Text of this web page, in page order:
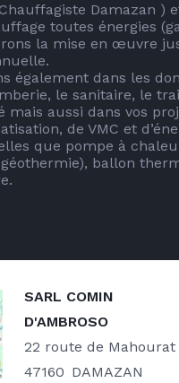
Damazan )
toutes énergies
la mise en œuvre
également dans les
le sanitaire, le
mais aussi dans vos
de VMC et
que pompe à
ballon
depuis 2021, nous
SARL COMIN
D'AMBROSO
22 route de Mahourat
47160 DAMAZAN